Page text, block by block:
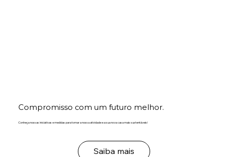
Saiba mais
Conheça nossas iniciativas e medidas para tornar a nossa atividade e a sua nova casa mais sustentáveis!
Compromisso com um futuro melhor.